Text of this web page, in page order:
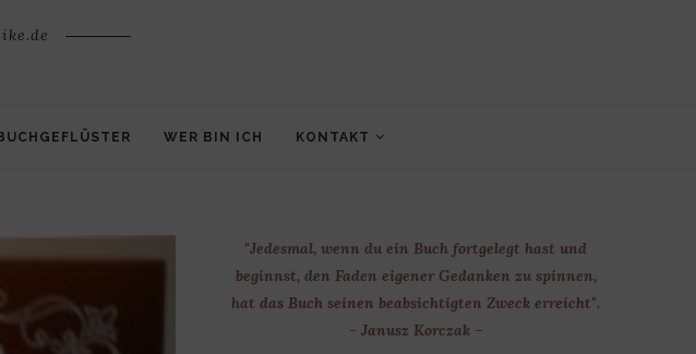
BUCHGEFLÜSTER WER BIN ICH KONTAKT
"Jedesmal, wenn du ein Buch fortgelegt hast und
beginnst, den Faden eigener Gedanken zu spinnen,
hat das Buch seinen beabsichtigten Zweck erreicht".
- Janusz Korczak –